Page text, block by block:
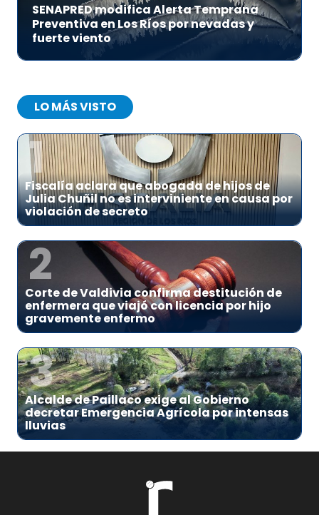
SENAPRED modifica Alerta Temprana
Preventiva en Los Ríos por nevadas y
fuerte viento
LO MÁS VISTO
1
Fiscalía aclara que abogada de hijos de
Julia Chuñil no es interviniente en causa por
violación de secreto
2
Corte de Valdivia confirma destitución de
enfermera que viajó con licencia por hijo
gravemente enfermo
3
Alcalde de Paillaco exige al Gobierno
decretar Emergencia Agrícola por intensas
lluvias